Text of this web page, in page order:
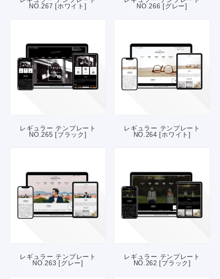
NO.267 [ホワイト]
NO.266 [グレー]
レギュラー テンプレート
NO.265 [ブラック]
レギュラー テンプレート
NO.264 [ホワイト]
レギュラー テンプレート
NO.263 [グレー]
レギュラー テンプレート
NO.262 [ブラック]